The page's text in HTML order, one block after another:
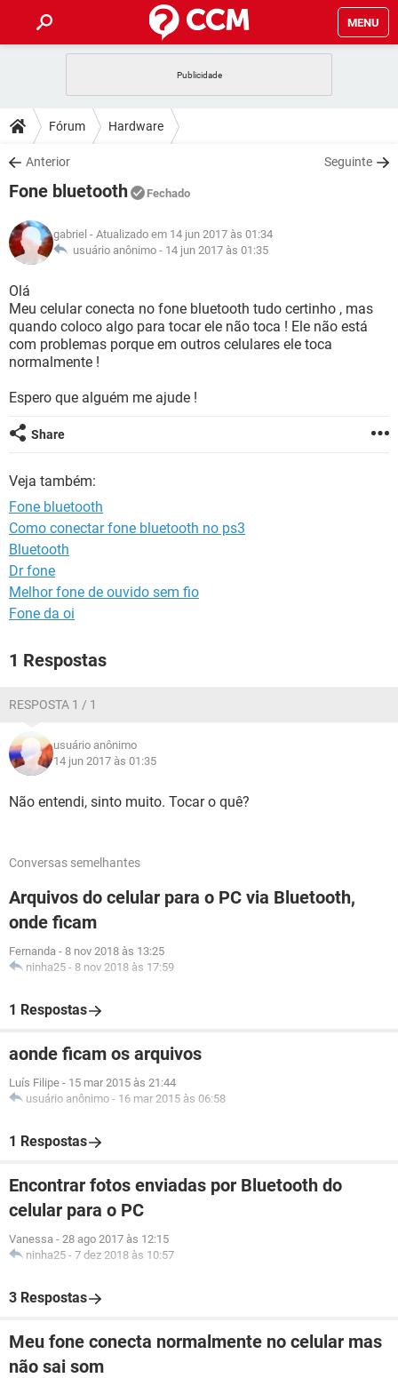
MENU
CELULAR
OUTLOOK
INSTAGRAM
GUIA DE COMPRAS
DICAS
JOGOS
INSTAGRAM GMAIL
GUIA DE COMPRAS
DOWNLOADS
JOGOS
CELULAR
OUTLOOK EXCEL
INSTAGRAM
GUIA DE COMPRAS
JOGOS WHATSAPP
CELULAR
OUTLOOK
INSTAGRAM GMAIL
GUIA DE COMPRAS
GLOSSÁRIO
JOGOS
CELULAR FACEBOOK
OUTLOOK EXCEL
GUIA DE COMPRAS
Fórum Hardware
Anterior Seguinte
Fone bluetooth Fechado
gabriel - Atualizado em 14 jun 2017 às 01:34
usuário anônimo - 14 jun 2017 às 01:35
Olá
Meu celular conecta no fone bluetooth tudo certinho , mas
quando coloco algo para tocar ele não toca ! Ele não está
com problemas porque em outros celulares ele toca
normalmente !
Espero que alguém me ajude !
Share
Veja também:
Fone bluetooth
Como conectar fone bluetooth no ps3
Bluetooth
Dr fone
Melhor fone de ouvido sem fio
Fone da oi
1 Respostas
RESPOSTA 1 / 1
usuário anônimo
14 jun 2017 às 01:35
Não entendi, sinto muito. Tocar o quê?
Conversas semelhantes
Arquivos do celular para o PC via Bluetooth,
onde ficam
Fernanda - 8 nov 2018 às 13:25
ninha25 - 8 nov 2018 às 17:59
1 Respostas
aonde ficam os arquivos
Luís Filipe - 15 mar 2015 às 21:44
usuário anônimo - 16 mar 2015 às 06:58
1 Respostas
Encontrar fotos enviadas por Bluetooth do
celular para o PC
Vanessa - 28 ago 2017 às 12:15
ninha25 - 7 dez 2018 às 10:57
3 Respostas
Meu fone conecta normalmente no celular mas
não sai som